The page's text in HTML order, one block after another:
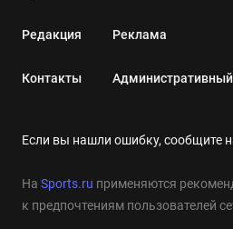
Редакция
Контакты
Реклама
Административный
Если вы нашли ошибку, сообщите
На Sports.ru применяются
к предпочтениям пользователей